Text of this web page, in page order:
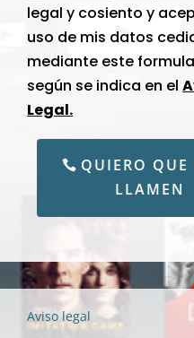
legal y cosiento y
uso de mis datos
mediante este
según se indica en el
Legal.
QUIERO QUE
LLAMEN
Aviso legal